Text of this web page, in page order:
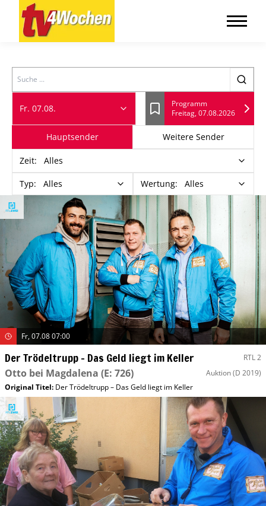
Search
Fr. 07.08. Lesezeichen
Programm
Freitag, 07.08.2026
Hauptsender Weitere Sender
Zeit: Alles
Typ: Alles Wertung: Alles
Fr, 07.08 07:00
Der Trödeltrupp – Das Geld liegt im Keller RTL 2
Otto bei Magdalena (E: 726) Auktion(D 2019)
Original Titel: Der Trödeltrupp – Das Geld liegt im Keller